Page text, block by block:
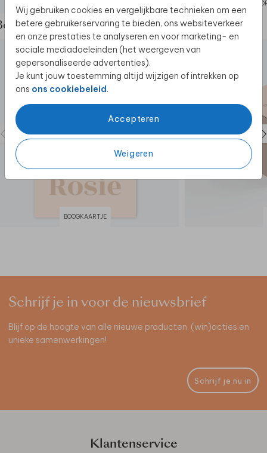
Wij gebruiken cookies en vergelijkbare technieken om een
betere gebruikerservaring te bieden, ons websiteverkeer
en onze prestaties te analyseren en voor marketing- en
sociale mediadoeleinden (het weergeven van
gepersonaliseerde advertenties).
Je kunt jouw toestemming altijd wijzigen of intrekken op
ons ons cookiebeleid.
Accepteren
Weigeren
de complete set
BOOGKAARTJE
Schrijf je in voor de nieuwsbrief
Blijf op de hoogte van alle nieuwe producten, (win)acties en
unieke samenwerkingen!
Schrijf je nu in
Klantenservice